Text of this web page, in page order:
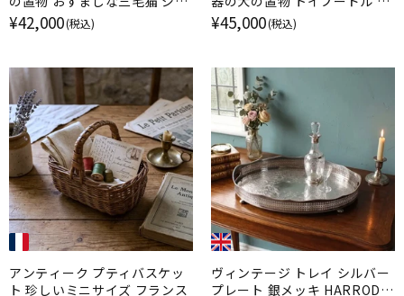
ニー・ウィンスタンレイ イギリ
¥42,000(税込)
ンジントンドッグ / ジェニー・
ウィンスタンレイ イギリス
¥45,000(税込)
アンティーク プティバスケッ
ト 珍しいミニサイズ フランス
ヴィンテージ トレイ シルバー
プレート 銀メッキ HARRODS